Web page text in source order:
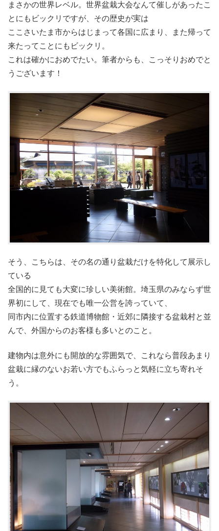
まさかの世界レベル。世界盆栽大会なんて催しがあったこ
とにもビックリですが、その歴史が実は
ここさいたま市からはじまって各国に広まり、また帰って
来たってことにもビックリ。
これは確かにおめでたい。筆者からも、こっそりおめでと
うございます！
そう、こちらは、その名の通り盆栽だけを特化して展示し
ている
全国的に見ても大変に珍しい美術館。埼玉県のみならず世
界初にして、現在でも唯一公営を誇っていて、
同市内に位置する鉄道博物館・近郊に隣接する盆栽村と並
んで、外国からのお客様も多いとのこと。
建物内は意外にも開放的な雰囲気で、これなら普段あまり
盆栽に縁のないお若い方でもふらっと気軽に立ち寄れそ
う。